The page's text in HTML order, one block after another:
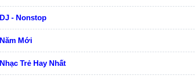
- Nonstop
Mới
Trẻ Hay Nhất